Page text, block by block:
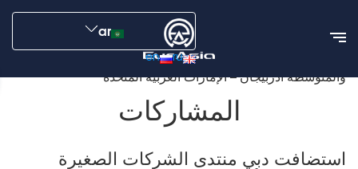
ar
en ru
استضافت دبي منتدى الشركات الصغيرة
والمتوسطة أذربيجان – الإمارات العربية المتحدة
المشاركات
استضافت دبي منتدى الشركات الصغيرة